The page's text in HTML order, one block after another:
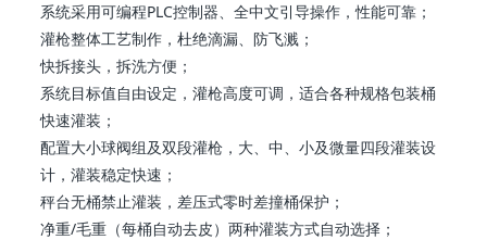
系统采用可编程PLC控制器、全中文引导操作，性能可靠；
灌枪整体工艺制作，杜绝滴漏、防飞溅；
快拆接头，拆洗方便；
系统目标值自由设定，灌枪高度可调，适合各种规格包装桶
快速灌装；
配置大小球阀组及双段灌枪，大、中、小及微量四段灌装设
计，灌装稳定快速；
秤台无桶禁止灌装，差压式零时差撞桶保护；
净重/毛重（每桶自动去皮）两种灌装方式自动选择；